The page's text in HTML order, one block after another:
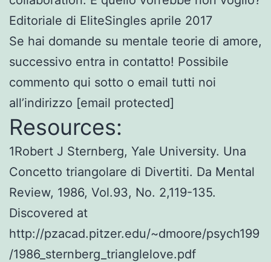
Editoriale di EliteSingles aprile 2017
Se hai domande su mentale teorie di amore,
successivo entra in contatto! Possibile
commento qui sotto o email tutti noi
all’indirizzo [email protected]
Resources:
1Robert J Sternberg, Yale University. Una
Concetto triangolare di Divertiti. Da Mental
Review, 1986, Vol.93, No. 2,119-135.
Discovered at
http://pzacad.pitzer.edu/~dmoore/psych199
/1986_sternberg_trianglelove.pdf